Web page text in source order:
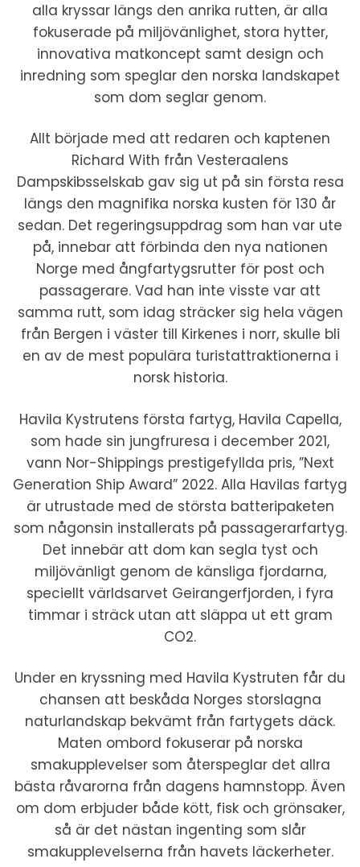
alla kryssar längs den anrika rutten, är alla
fokuserade på miljövänlighet, stora hytter,
innovativa matkoncept samt design och
inredning som speglar den norska landskapet
som dom seglar genom.
Allt började med att redaren och kaptenen
Richard With från Vesteraalens
Dampskibsselskab gav sig ut på sin första resa
längs den magnifika norska kusten för 130 år
sedan. Det regeringsuppdrag som han var ute
på, innebar att förbinda den nya nationen
Norge med ångfartygsrutter för post och
passagerare. Vad han inte visste var att
samma rutt, som idag sträcker sig hela vägen
från Bergen i väster till Kirkenes i norr, skulle bli
en av de mest populära turistattraktionerna i
norsk historia.
Havila Kystrutens första fartyg, Havila Capella,
som hade sin jungfruresa i december 2021,
vann Nor-Shippings prestigefyllda pris, ”Next
Generation Ship Award” 2022. Alla Havilas fartyg
är utrustade med de största batteripaketen
som någonsin installerats på passagerarfartyg.
Det innebär att dom kan segla tyst och
miljövänligt genom de känsliga fjordarna,
speciellt världsarvet Geirangerfjorden, i fyra
timmar i sträck utan att släppa ut ett gram
CO2.
Under en kryssning med Havila Kystruten får du
chansen att beskåda Norges storslagna
naturlandskap bekvämt från fartygets däck.
Maten ombord fokuserar på norska
smakupplevelser som återspeglar det allra
bästa råvarorna från dagens hamnstopp. Även
om dom erbjuder både kött, fisk och grönsaker,
så är det nästan ingenting som slår
smakupplevelserna från havets läckerheter.